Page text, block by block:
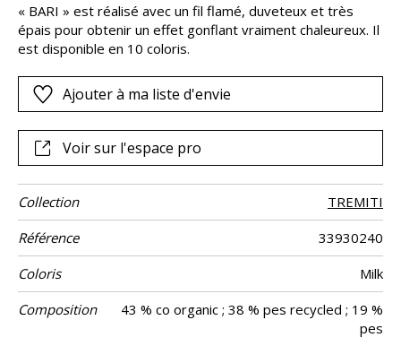
« BARI » est réalisé avec un fil flamé, duveteux et très
épais pour obtenir un effet gonflant vraiment chaleureux. Il
est disponible en 10 coloris.
Ajouter à ma liste d'envie
Voir sur l'espace pro
Collection
TREMITI
Référence
33930240
Coloris
Milk
Composition
43 % co organic ; 38 % pes recycled ; 19 %
pes